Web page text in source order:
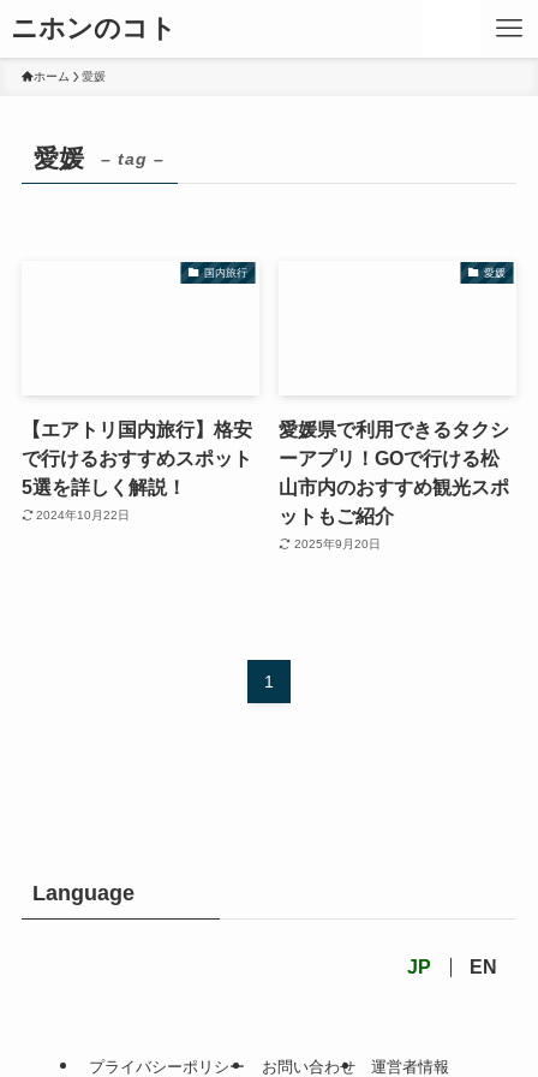
ニホンのコト
ホーム 愛媛
愛媛 – tag –
国内旅行
【エアトリ国内旅行】格安
で行けるおすすめスポット
5選を詳しく解説！
2024年10月22日
愛媛
愛媛県で利用できるタクシ
ーアプリ！GOで行ける松
山市内のおすすめ観光スポ
ットもご紹介
2025年9月20日
1
Language
EN
JP
プライバシーポリシー お問い合わせ 運営者情報